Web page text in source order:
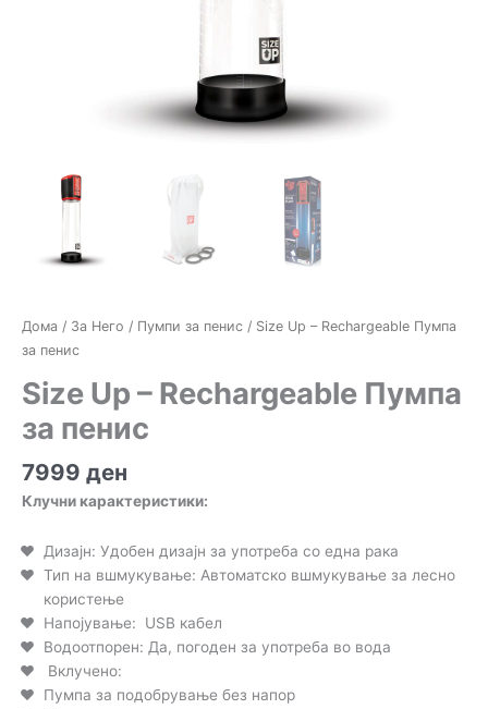
Дома / За Него / Пумпи за пенис / Size Up – Rechargeable Пумпа
за пенис
Size Up – Rechargeable Пумпа
за пенис
7999 ден
Клучни карактеристики:
Дизајн: Удобен дизајн за употреба со една рака
Тип на вшмукување: Автоматско вшмукување за лесно
користење
Напојување: USB кабел
Водоотпорен: Да, погоден за употреба во вода
Вклучено:
Пумпа за подобрување без напор